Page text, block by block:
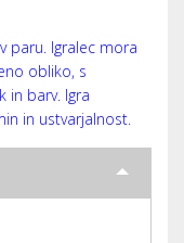
paru. Igralec mora
obliko, s
in barv. Igra
in ustvarjalnost.